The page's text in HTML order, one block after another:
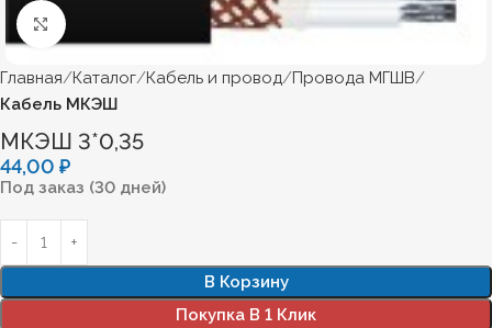
Нажмите, чтобы увеличить
Главная Каталог Кабель и провод
Провода МГШВ
Кабель МКЭШ
МКЭШ 3*0,35
44,00 ₽
Под заказ (30 дней)
В Корзину
Покупка В 1 Клик